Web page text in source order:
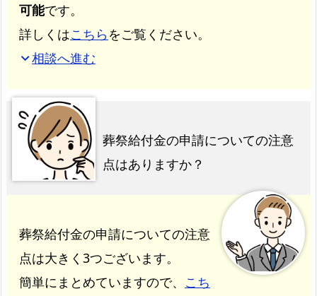
可能です。
詳しくはこちらをご覧ください。
expand_more相談へ進む
葬祭給付金の申請についての注意
点はありますか？
葬祭給付金の申請についての注意
点は大きく3つございます。
簡単にまとめていますので、 こち